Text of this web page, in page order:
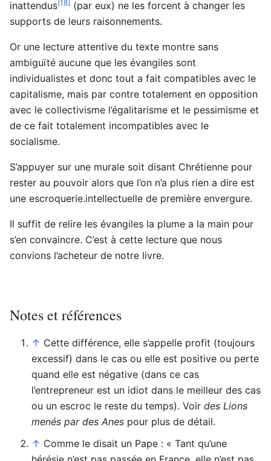
inattendus[18] (par eux) ne les forcent à changer les
supports de leurs raisonnements.
Or une lecture attentive du texte montre sans
ambiguïté aucune que les évangiles sont
individualistes et donc tout a fait compatibles avec le
capitalisme, mais par contre totalement en opposition
avec le collectivisme l’égalitarisme et le pessimisme et
de ce fait totalement incompatibles avec le
socialisme.
S’appuyer sur une murale soit disant Chrétienne pour
rester au pouvoir alors que l’on n’a plus rien a dire est
une escroquerie.intellectuelle de première envergure.
Il suffit de relire les évangiles la plume a la main pour
s’en convaincre. C’est à cette lecture que nous
convions l’acheteur de notre livre.
Notes et références
↑ Cette différence, elle s’appelle profit (toujours
excessif) dans le cas ou elle est positive ou perte
quand elle est négative (dans ce cas
l’entrepreneur est un idiot dans le meilleur des cas
ou un escroc le reste du temps). Voir des Lions
menés par des Anes pour plus de détail.
↑ Comme le disait un Pape : « Tant qu’une